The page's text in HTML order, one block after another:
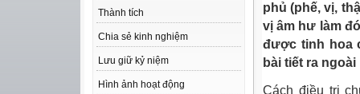
Thành tích
Chia sẻ kinh nghiệm
Lưu giữ kỷ niệm
Hình ảnh hoạt động
phủ (phế, vị,
vị âm hư làm
được tinh hoa
bài tiết ra
Cách điều trị